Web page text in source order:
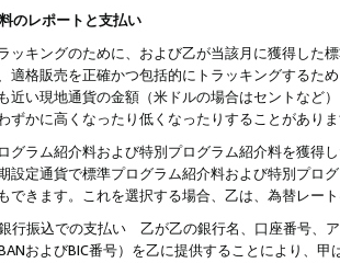
のレポートと支払い
ッキングのために、および乙が当該月に獲得した
適格販売を正確かつ包括的にトラッキングするた
近い現地通貨の金額（米ドルの場合はセントなど
ずかに高くなったり低くなったりすることがあり
グラム紹介料および特別プログラム紹介料を獲得
設定通貨で標準プログラム紹介料および特別プロ
できます。これを選択する場合、乙は、為替レー
行振込での支払い 乙が乙の銀行名、口座番号、
およびBIC番号）を乙に提供することにより、